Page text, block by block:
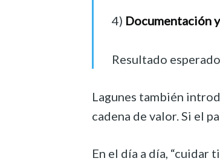
4) Documentación
Resultado
Lagunes también
cadena de valor. Si el
En el día a día,